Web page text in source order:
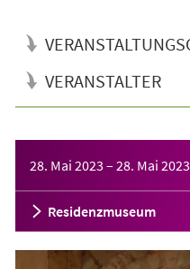
VERANSTALTER
28. Mai 2023 – 28. Mai 2023
Residenzmuseum